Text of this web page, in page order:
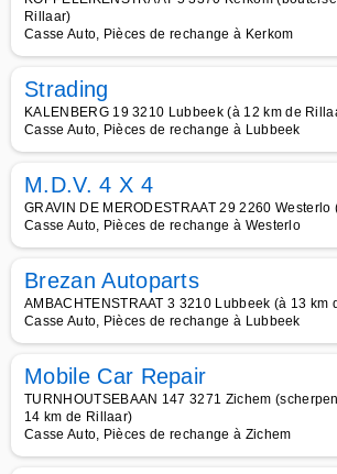
Rillaar)
Casse Auto, Pièces de rechange à Kerkom
Strading
KALENBERG 19 3210 Lubbeek (à 12 km de
Casse Auto, Pièces de rechange à Lubbeek
M.D.V. 4 X 4
GRAVIN DE MERODESTRAAT 29 2260
Casse Auto, Pièces de rechange à Westerlo
Brezan Autoparts
AMBACHTENSTRAAT 3 3210 Lubbeek (à 13 km
Casse Auto, Pièces de rechange à Lubbeek
Mobile Car Repair
TURNHOUTSEBAAN 147 3271 Zichem
14 km de Rillaar)
Casse Auto, Pièces de rechange à Zichem